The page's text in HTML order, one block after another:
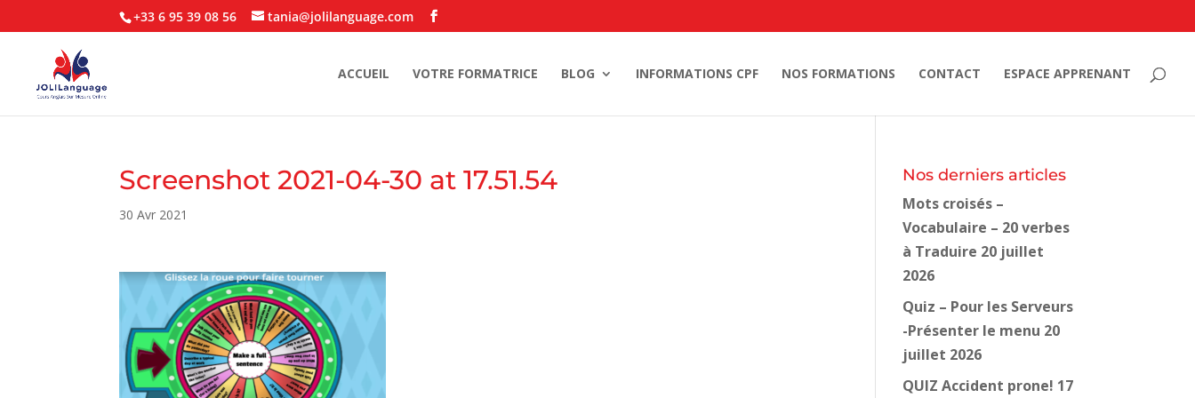
+33 6 95 39 08 56 tania@jolilanguage.com
ACCUEIL VOTRE FORMATRICE BLOG INFORMATIONS CPF NOS FORMATIONS CONTACT ESPACE APPRENANT
Screenshot 2021-04-30 at 17.51.54
30 Avr 2021
Nos derniers articles
Mots croisés –
Vocabulaire – 20 verbes
à Traduire 20 juillet
2026
Quiz – Pour les Serveurs
-Présenter le menu 20
juillet 2026
QUIZ Accident prone! 17